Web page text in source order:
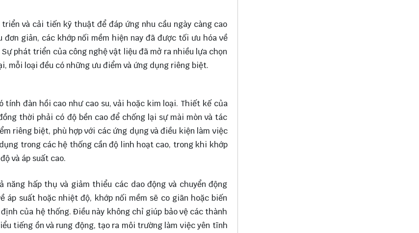
và cải tiến kỹ thuật để đáp ứng nhu cầu ngày càng cao
giản, các khớp nối mềm hiện nay đã được tối ưu hóa về
phát triển của công nghệ vật liệu đã mở ra nhiều lựa chọn
mỗi loại đều có những ưu điểm và ứng dụng riêng biệt.
đàn hồi cao như cao su, vải hoặc kim loại. Thiết kế của
thời phải có độ bền cao để chống lại sự mài mòn và tác
riêng biệt, phù hợp với các ứng dụng và điều kiện làm việc
trong các hệ thống cần độ linh hoạt cao, trong khi khớp
và áp suất cao.
hấp thụ và giảm thiểu các dao động và chuyển động
suất hoặc nhiệt độ, khớp nối mềm sẽ co giãn hoặc biến
của hệ thống. Điều này không chỉ giúp bảo vệ các thành
tiếng ồn và rung động, tạo ra môi trường làm việc yên tĩnh